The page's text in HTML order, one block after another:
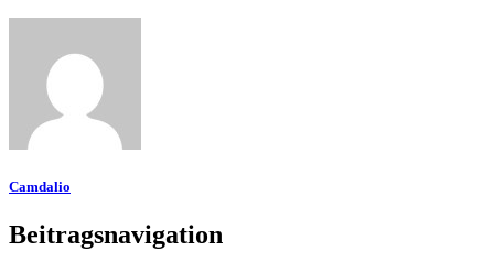
Camdalio
Beitragsnavigation